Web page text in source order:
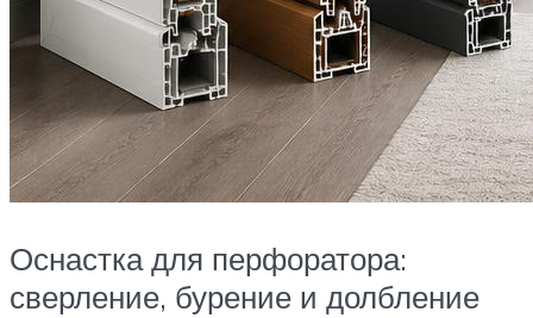
Оснастка для перфоратора:
сверление, бурение и долбление